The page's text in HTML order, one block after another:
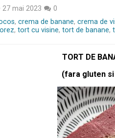
27 mai 2023
0
, crema de banane, crema de
, tort cu visine, tort de banane,
TORT DE
(fara gluten